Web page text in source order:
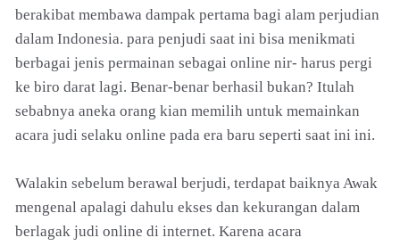
berakibat membawa dampak pertama bagi alam perjudian
dalam Indonesia. para penjudi saat ini bisa menikmati
berbagai jenis permainan sebagai online nir- harus pergi
ke biro darat lagi. Benar-benar berhasil bukan? Itulah
sebabnya aneka orang kian memilih untuk memainkan
acara judi selaku online pada era baru seperti saat ini ini.
Walakin sebelum berawal berjudi, terdapat baiknya Awak
mengenal apalagi dahulu ekses dan kekurangan dalam
berlagak judi online di internet. Karena acara